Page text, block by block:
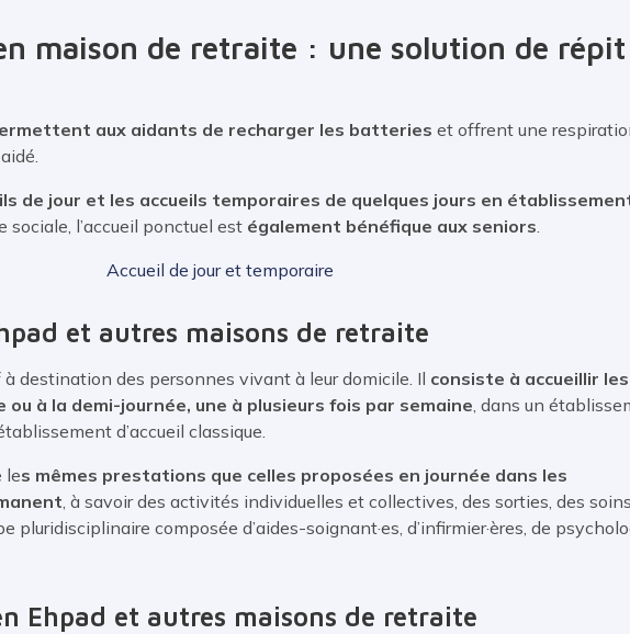
maison de retraite : une solution de répit
aux aidants de recharger les batteries et offrent une
de jour et les accueils temporaires de quelques jours en
l’accueil ponctuel est également bénéfique aux seniors
Accueil de jour et temporaire
et autres maisons de retraite
à destination des personnes vivant à leur domicile. Il consiste à accueillir les
à la demi-journée, une à plusieurs fois par semaine , dans un
d’accueil classique.
les mêmes prestations que celles proposées en journée dans les
, à savoir des activités individuelles et collectives, des sorties, des
pluridisciplinaire composée d’aides-soignant·es, d’infirmier·ères, de
Ehpad et autres maisons de retraite